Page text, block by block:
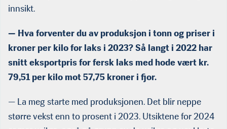
innsikt.
— Hva forventer du av produksjon i tonn og priser i
kroner per kilo for laks i 2023? Så langt i 2022 har
snitt eksportpris for fersk laks med hode vært kr.
79,51 per kilo mot 57,75 kroner i fjor.
— La meg starte med produksjonen. Det blir neppe
større vekst enn to prosent i 2023. Utsiktene for 2024